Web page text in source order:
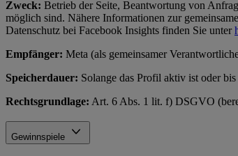
Zweck: Betrieb der Seite, Beantwortung von
möglich sind. Nähere Informationen zur
Datenschutz bei Facebook Insights finden Sie unter
Empfänger: Meta (als gemeinsamer
Speicherdauer: Solange das Profil aktiv ist oder
Rechtsgrundlage: Art. 6 Abs. 1 lit. f) DSGVO
Gewinnspiele